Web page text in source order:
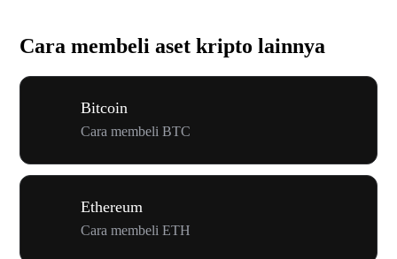
Cara membeli aset kripto lainnya
Bitcoin
Cara membeli BTC
Ethereum
Cara membeli ETH